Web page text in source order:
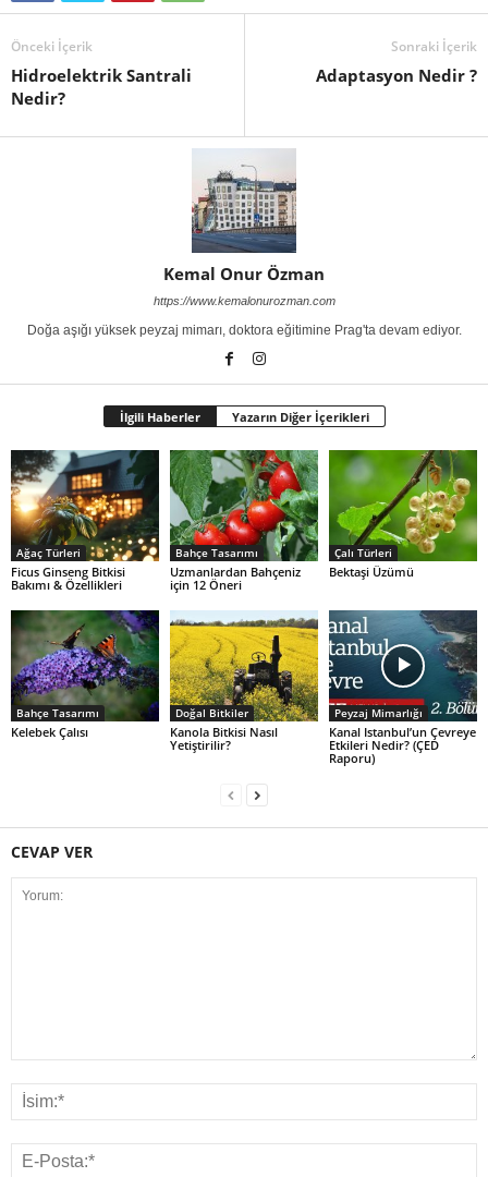
Önceki İçerik
Hidroelektrik Santrali
Nedir?
Sonraki İçerik
Adaptasyon Nedir ?
Kemal Onur Özman
https://www.kemalonurozman.com
Doğa aşığı yüksek peyzaj mimarı, doktora eğitimine Prag'ta devam ediyor.
İlgili Haberler Yazarın Diğer İçerikleri
Ağaç Türleri
Ficus Ginseng Bitkisi
Bakımı & Özellikleri
Bahçe Tasarımı
Uzmanlardan Bahçeniz
için 12 Öneri
Çalı Türleri
Bektaşi Üzümü
Bahçe Tasarımı
Kelebek Çalısı
Doğal Bitkiler
Kanola Bitkisi Nasıl
Yetiştirilir?
Peyzaj Mimarlığı
Kanal Istanbul’un Çevreye
Etkileri Nedir? (ÇED
Raporu)
CEVAP VER